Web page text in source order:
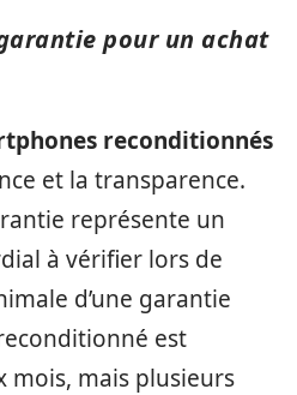
pour un achat
reconditionnés
et la transparence.
représente un
à vérifier lors de
d’une garantie
est
mois, mais plusieurs